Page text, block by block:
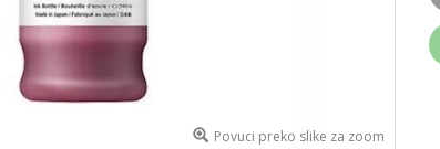
Povuci preko slike za zoom